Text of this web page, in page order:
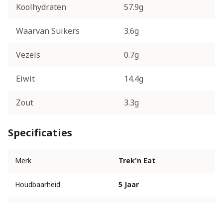
Koolhydraten 57.9g
Waarvan Suikers 3.6g
Vezels 0.7g
Eiwit 14.4g
Zout 3.3g
Specificaties
Merk Trek'n Eat
Houdbaarheid 5 Jaar